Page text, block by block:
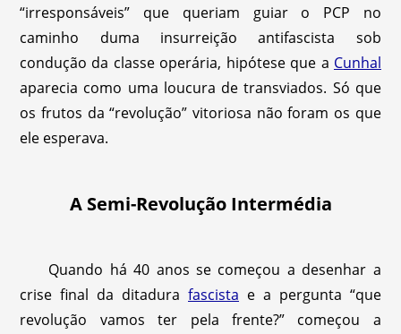
“irresponsáveis” que queriam guiar o PCP no
caminho duma insurreição antifascista sob
condução da classe operária, hipótese que a Cunhal
aparecia como uma loucura de transviados. Só que
os frutos da “revolução” vitoriosa não foram os que
ele esperava.
A Semi-Revolução Intermédia
Quando há 40 anos se começou a desenhar a
crise final da ditadura fascista e a pergunta “que
revolução vamos ter pela frente?” começou a